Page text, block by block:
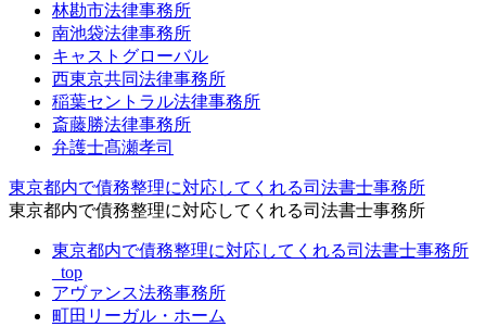
林勘市法律事務所
南池袋法律事務所
キャストグローバル
西東京共同法律事務所
稲葉セントラル法律事務所
斎藤勝法律事務所
弁護士髙瀬孝司
東京都内で債務整理に対応してくれる司法書士事務所
東京都内で債務整理に対応してくれる司法書士事務所
東京都内で債務整理に対応してくれる司法書士事務所
_top
アヴァンス法務事務所
町田リーガル・ホーム